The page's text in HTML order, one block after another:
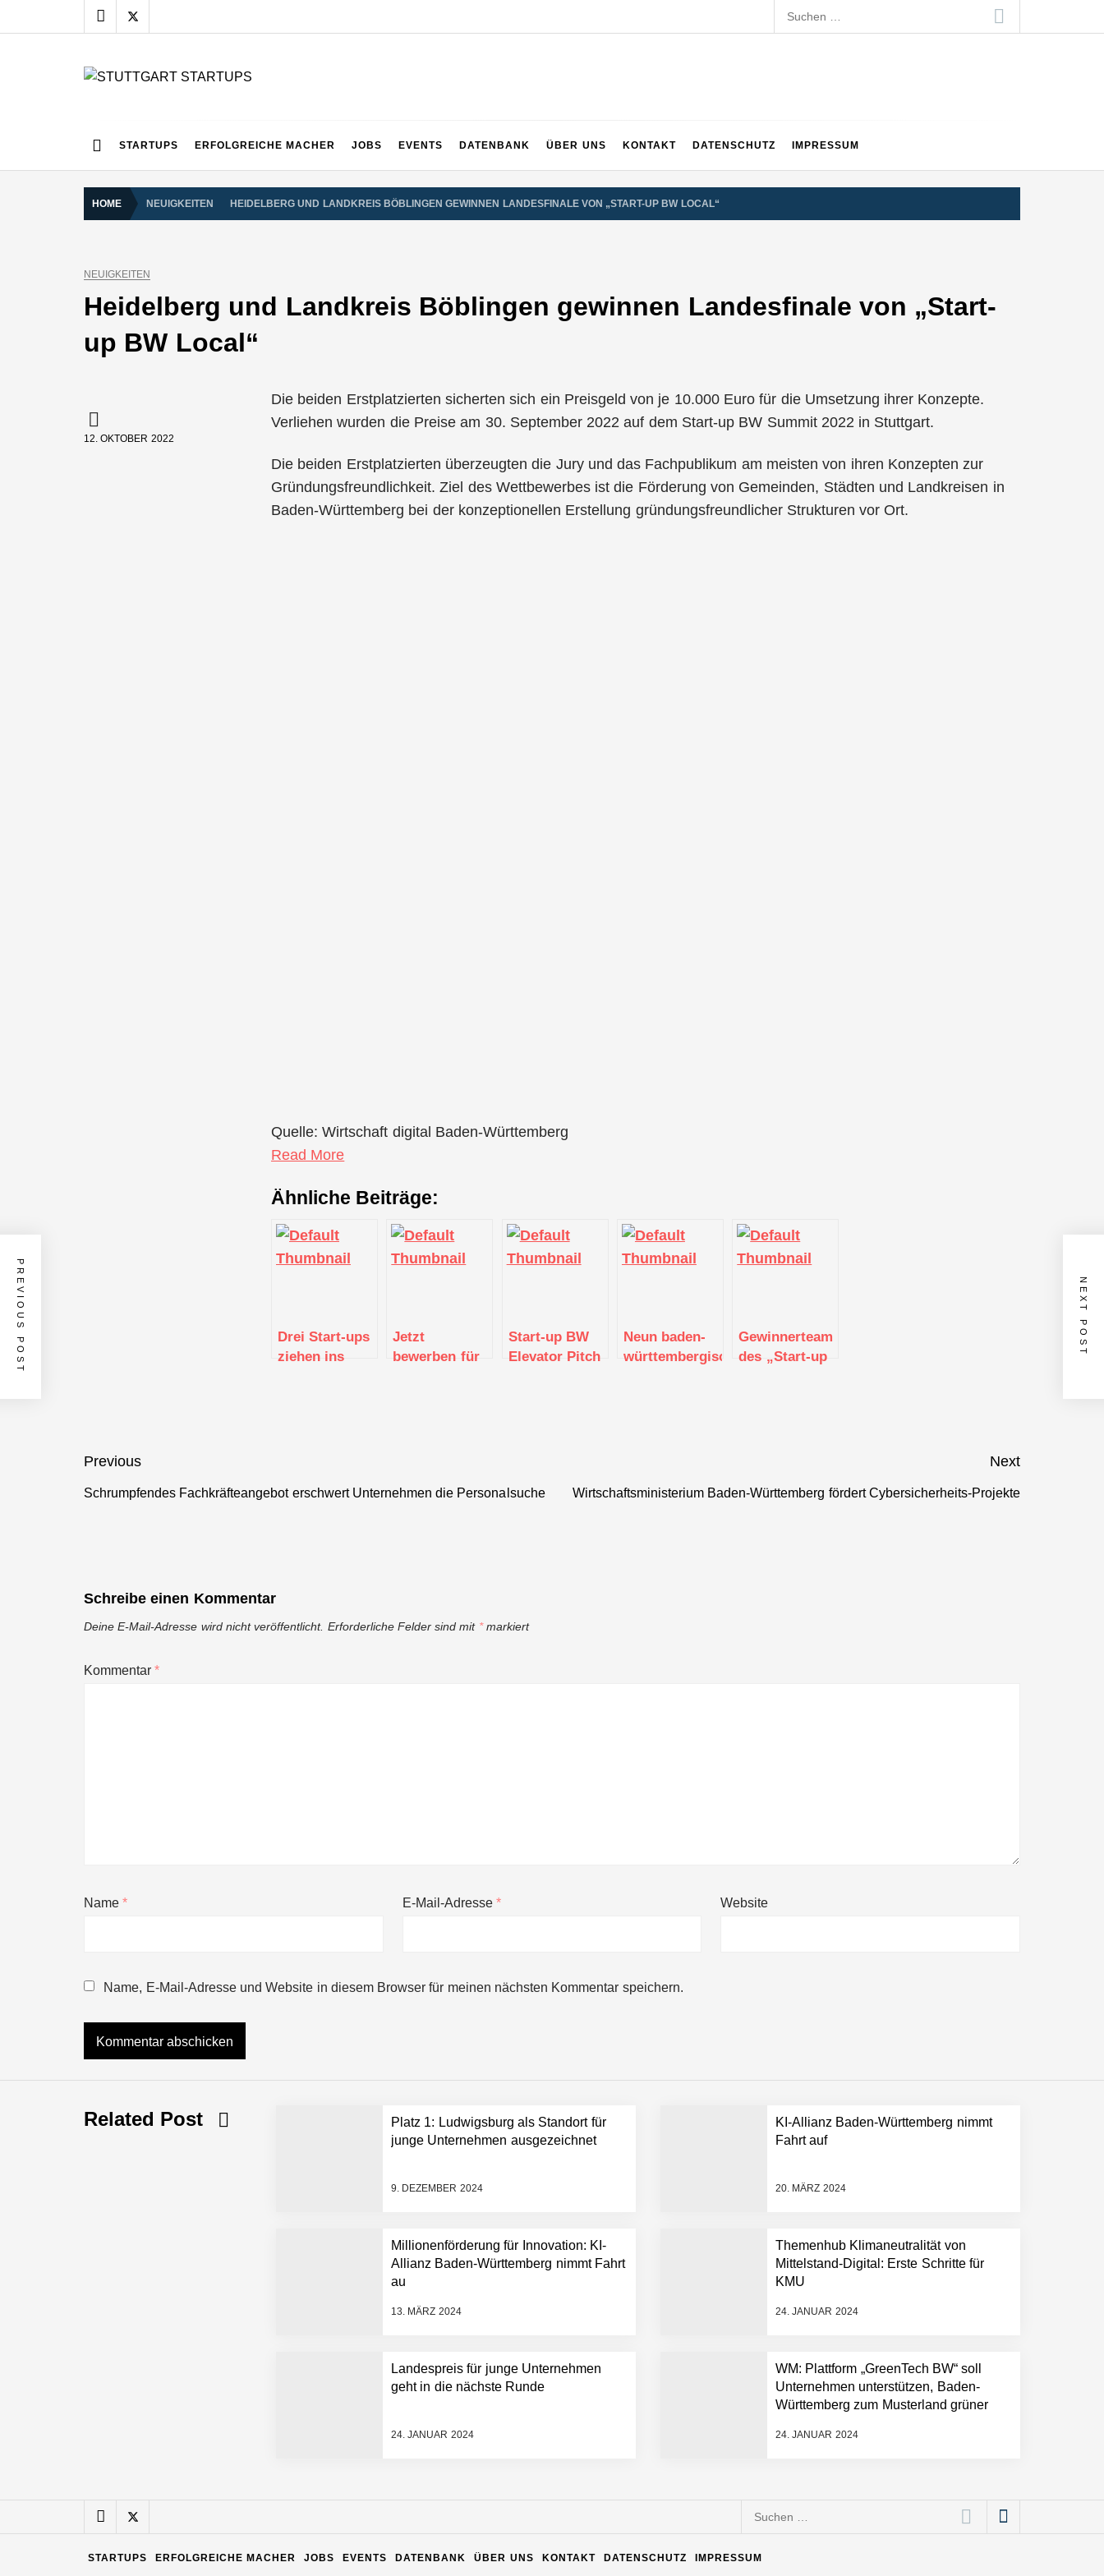
to
Suchen
nach:
STARTUPS ERFOLGREICHE MACHER JOBS EVENTS DATENBANK ÜBER UNS KONTAKT DATENSCHUTZ IMPRESSUM
HOME NEUIGKEITEN HEIDELBERG UND LANDKREIS BÖBLINGEN GEWINNEN LANDESFINALE VON „START-UP BW LOCAL“
NEUIGKEITEN
Heidelberg und Landkreis Böblingen gewinnen Landesfinale von „Start-
up BW Local“
12. OKTOBER 2022
Die beiden Erstplatzierten sicherten sich ein Preisgeld von je 10.000 Euro für die Umsetzung ihrer Konzepte.
Verliehen wurden die Preise am 30. September 2022 auf dem Start-up BW Summit 2022 in Stuttgart.
Die beiden Erstplatzierten überzeugten die Jury und das Fachpublikum am meisten von ihren Konzepten zur
Gründungsfreundlichkeit. Ziel des Wettbewerbes ist die Förderung von Gemeinden, Städten und Landkreisen in
Baden-Württemberg bei der konzeptionellen Erstellung gründungsfreundlicher Strukturen vor Ort.
Quelle: Wirtschaft digital Baden-Württemberg
Read More
Ähnliche Beiträge:
Drei Start-ups
ziehen ins
Jetzt
bewerben für
Start-up BW
Elevator Pitch
Neun baden-
württembergische
Gewinnerteam
des „Start-up
Beitragsnavigation
Previous
Previous
Schrumpfendes Fachkräfteangebot erschwert Unternehmen die Personalsuche
Next
Next
Wirtschaftsministerium Baden-Württemberg fördert Cybersicherheits-Projekte
PREVIOUS POST NEXT POST
Schreibe einen Kommentar
Deine E-Mail-Adresse wird nicht veröffentlicht. Erforderliche Felder sind mit *markiert
Kommentar*
Name* E-Mail-Adresse * Website
Name, E-Mail-Adresse und Website in diesem Browser für meinen nächsten Kommentar speichern.
Related Post
Platz 1: Ludwigsburg als Standort für
junge Unternehmen ausgezeichnet
9. DEZEMBER 2024
KI-Allianz Baden-Württemberg nimmt
Fahrt auf
20. MÄRZ 2024
Millionenförderung für Innovation: KI-
Allianz Baden-Württemberg nimmt Fahrt
au
13. MÄRZ 2024
Themenhub Klimaneutralität von
Mittelstand-Digital: Erste Schritte für
KMU
24. JANUAR 2024
Landespreis für junge Unternehmen
geht in die nächste Runde
24. JANUAR 2024
WM: Plattform „GreenTech BW“ soll
Unternehmen unterstützen, Baden-
Württemberg zum Musterland grüner
24. JANUAR 2024
Simulationsdienstleistung in Minuten statt Wochen: FiniteNow ermöglicht sofortige Angebotskalkulation für schnellere Entwicklungsprozesse
Suchen
STARTUPS ERFOLGREICHE MACHER JOBS EVENTS DATENBANK ÜBER UNS KONTAKT DATENSCHUTZ IMPRESSUM